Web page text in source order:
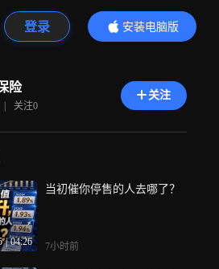
登录
安装电脑版
内容更精彩
险
| 关注0
关注
| 04:26
当初催你停售的人去哪了？
7小时前